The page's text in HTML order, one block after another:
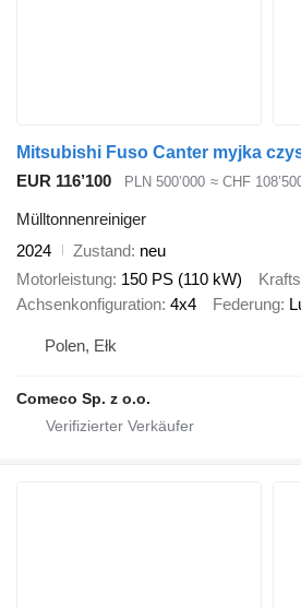
Mitsubishi Fuso Canter myjka
EUR 116’100
PLN 500’000 ≈ CHF
Mülltonnenreiniger
2024
Zustand neu
Motorleistung 150 PS (110 kW)
Achsenkonfiguration 4x4 Federung
Polen, Ełk
Comeco Sp. z o.o.